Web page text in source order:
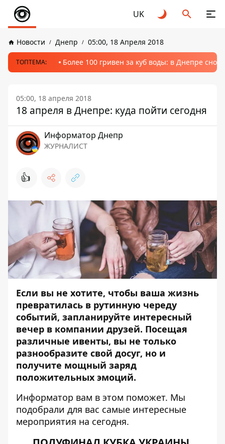
UK
Новости Днепр 05:00, 18 Апреля 2018
ТОПТЕМА: Более 100 гривен за куб воды: в Днепре
05:00, 18 апреля 2018
18 апреля в Днепре: куда пойти сегодня
Информатор Днепр
ЖУРНАЛИСТ
👍
Если вы не хотите, чтобы ваша жизнь
превратилась в рутинную череду
событий, запланируйте интересный
вечер в компании друзей. Посещая
различные ивенты, вы не только
разнообразите свой досуг, но и
получите мощный заряд
положительных эмоций.
Информатор вам в этом поможет. Мы
подобрали для вас самые интересные
мероприятия на сегодня.